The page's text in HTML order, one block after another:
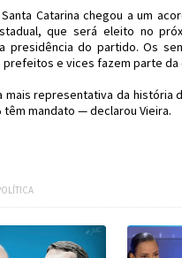
Santa Catarina chegou a um
que será eleito no
presidência do partido. Os
e vices fazem parte da
mais representativa da história
mandato — declarou Vieira.